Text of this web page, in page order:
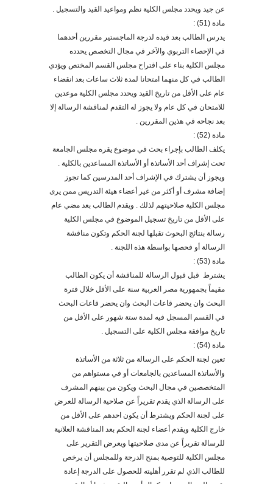
عن جيد ويحدد مجلس الكلية نظم ومواعيد القيد والتسجيل .
مادة (51) :
يدرس الطالب بعد قيده لدرجة الماجستير مقررين أحدهما
في الإحصاء التربوي والآخر في مجال التخصص يحدده
مجلس الكلية بناء على اقتراح مجلس القسم المختص ويؤدي
الطالب في كل منهما امتحانا لمدة ثلاث ساعات بعد انقضاء
عام على الأقل من تاريخ القيد ويحدد مجلس الكلية موعدين
للامتحان في كل عام ولا يجوز له التقدم لمناقشة الرسالة إلا
بعد نجاحه في هذين المقررين .
مادة (52) :
يكلف الطالب بإجراء بحث في موضوع يقره مجلس الجامعة
تحت إشراف أحد الأساتذة أو الأساتذة المساعدين بالكلية .
ويجوز أن يشترك في الإشراف أحد المدرسين كما تجوز
إضافة مشرف أو أكثر من غير أعضاء هيئة التدريس ممن يرى
مجلس الكلية صلاحيتهم لذلك . ويقدم الطالب بعد مضي عام
على الأقل من تاريخ تسجيل الموضوع في مجلس الكلية
رسالة بنتائج البحوث تقبلها لجنة الحكم وتكون مناقشة
الرسالة أو فحصها بواسطة هذه اللجنة .
مادة (53) :
يشترط قبل قبول الرسالة للمناقشة أن يكون الطالب
مقيماً بجمهورية مصر العربية سنة على الأقل خلال فترة
البحث وان يحضر قاعات البحث وان يحضر قاعات البحث
في القسم المسجل فيه لمدة ستة شهور على الأقل من
تاريخ موافقة مجلس الكلية على التسجيل .
مادة (54) :
تعين لجنة الحكم على الرسالة من ثلاثة من الأساتذة
والأساتذة المساعدين بالجامعات أو في مستواهم من
المتخصصين في مجال البحث ويكون من بينهم المشرف
على الرسالة الذي يقدم تقريراً عن صلاحية الرسالة للعرض
على لجنة الحكم ويشترط أن يكون احدهم على الأقل من
خارج الكلية ويقدم أعضاء لجنة الحكم بعد المناقشة العلانية
للرسالة تقريراً عن مدى صلاحيتها ويعرض التقرير على
مجلس الكلية للتوصية بمنح الدرجة وللمجلس أن يرخص
للطالب الذي لم تقرر أهليته للحصول على الدرجة إعادة